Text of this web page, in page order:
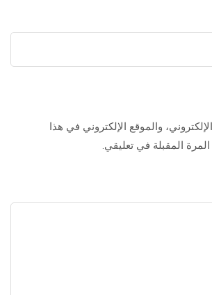
والموقع الإلكتروني في هذا
المقبلة في تعليقي.